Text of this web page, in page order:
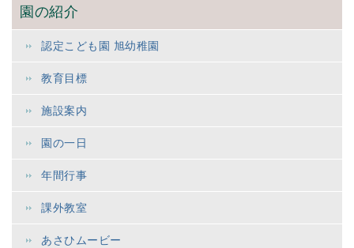
園の紹介
認定こども園 旭幼稚園
教育目標
施設案内
園の一日
年間行事
課外教室
あさひムービー